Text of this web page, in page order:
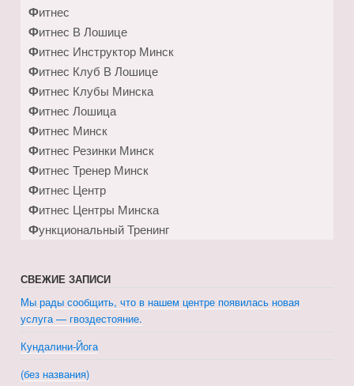
Фитнес
Фитнес В Лошице
Фитнес Инструктор Минск
Фитнес Клуб В Лошице
Фитнес Клубы Минска
Фитнес Лошица
Фитнес Минск
Фитнес Резинки Минск
Фитнес Тренер Минск
Фитнес Центр
Фитнес Центры Минска
Функциональный Тренинг
СВЕЖИЕ ЗАПИСИ
Мы рады сообщить, что в нашем центре появилась новая
услуга — гвоздестояние.
Кундалини-Йога
(без названия)